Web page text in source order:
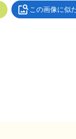
この画像に似